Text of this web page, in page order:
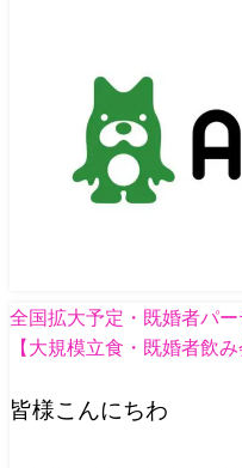
全国拡大予定・既婚者パ
【大規模立食・既婚者飲み
皆様こんにちわ